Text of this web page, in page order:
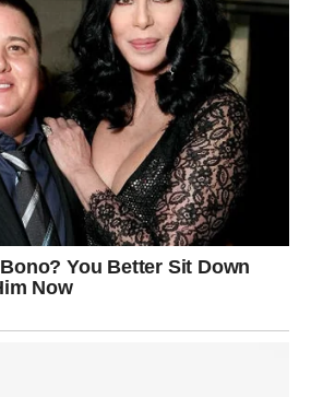
u mnogo stabilniji i sigurniji period
planu dolazi veliko olakšanje.
mir i sigurnost
važni trenuci sreće.